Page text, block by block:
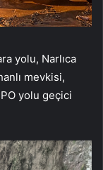
yolu, Narlıca
mevkisi,
yolu geçici